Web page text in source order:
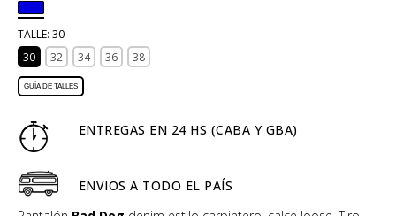
TALLE: 30
30
32 34 36 38
GUÍA DE TALLES
ENTREGAS EN 24 HS (CABA Y GBA)
ENVIOS A TODO EL PAÍS